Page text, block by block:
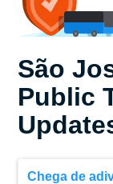
São
Public
Chega de